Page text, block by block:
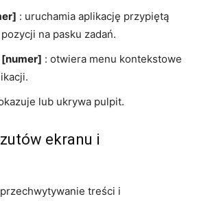
: uruchamia aplikację przypiętą
na pasku zadań.
: otwiera menu kontekstowe
lub ukrywa pulpit.
ekranu i
przechwytywanie treści i